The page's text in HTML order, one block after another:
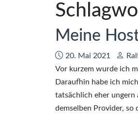
Meine
Datum:
20. Mai 2021
Vor kurzem wurde ich
Daraufhin habe ich
tatsächlich eher ungern
demselben Provider,